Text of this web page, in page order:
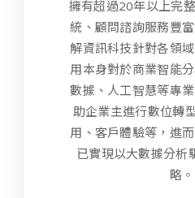
擁有超過20年以上完
統、顧問諮詢服務豐
解資訊科技針對各領
用本身對於商業智能
數據、人工智慧等專
助企業主進行數位轉
用、客戶體驗等，進
已實現以大數據分析
略。